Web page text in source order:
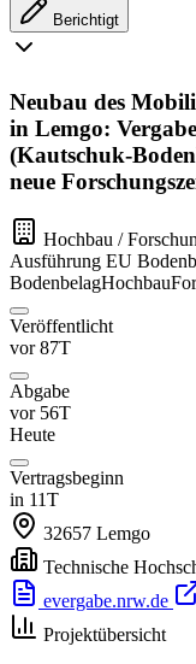
Berichtigt
Neubau des
in Lemgo:
(Kautschuk-
neue
Hochbau /
Ausführung EU
BodenbelagHochbau
Veröffentlicht
vor 87T
Abgabe
vor 56T
Heute
Vertragsbeginn
in 11T
32657 Lemgo
Technische
evergabe.nrw.de
Projektübersicht